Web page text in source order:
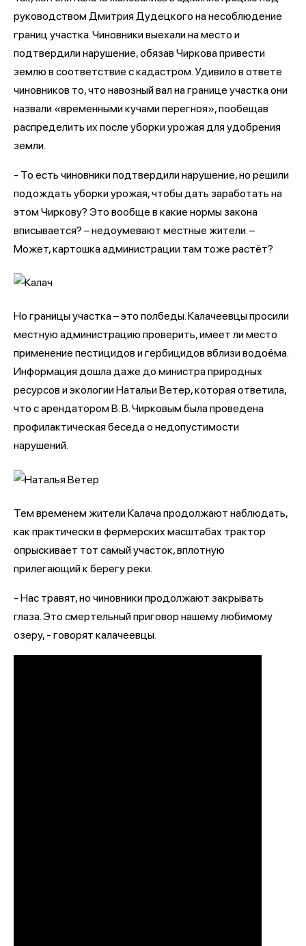
руководством Дмитрия Дудецкого на несоблюдение
границ участка. Чиновники выехали на место и
подтвердили нарушение, обязав Чиркова привести
землю в соответствие с кадастром. Удивило в ответе
чиновников то, что навозный вал на границе участка они
назвали «временными кучами перегноя», пообещав
распределить их после уборки урожая для удобрения
земли.
- То есть чиновники подтвердили нарушение, но решили
подождать уборки урожая, чтобы дать заработать на
этом Чиркову? Это вообще в какие нормы закона
вписывается? – недоумевают местные жители. –
Может, картошка администрации там тоже растёт?
Но границы участка – это полбеды. Калачеевцы просили
местную администрацию проверить, имеет ли место
применение пестицидов и гербицидов вблизи водоёма.
Информация дошла даже до министра природных
ресурсов и экологии Натальи Ветер, которая ответила,
что с арендатором В. В. Чирковым была проведена
профилактическая беседа о недопустимости
нарушений.
Тем временем жители Калача продолжают наблюдать,
как практически в фермерских масштабах трактор
опрыскивает тот самый участок, вплотную
прилегающий к берегу реки.
- Нас травят, но чиновники продолжают закрывать
глаза. Это смертельный приговор нашему любимому
озеру, - говорят калачеевцы.